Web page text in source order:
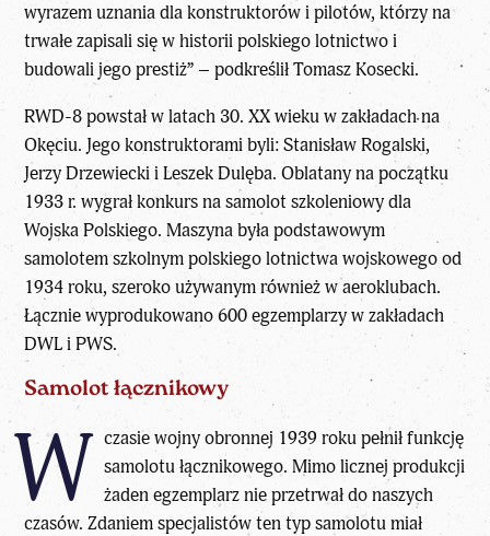
wyrazem uznania dla konstruktorów i pilotów, którzy na
trwałe zapisali się w historii polskiego lotnictwo i
budowali jego prestiż” – podkreślił Tomasz Kosecki.
RWD-8 powstał w latach 30. XX wieku w zakładach na
Okęciu. Jego konstruktorami byli: Stanisław Rogalski,
Jerzy Drzewiecki i Leszek Dulęba. Oblatany na początku
1933 r. wygrał konkurs na samolot szkoleniowy dla
Wojska Polskiego. Maszyna była podstawowym
samolotem szkolnym polskiego lotnictwa wojskowego od
1934 roku, szeroko używanym również w aeroklubach.
Łącznie wyprodukowano 600 egzemplarzy w zakładach
DWL i PWS.
Samolot łącznikowy
W czasie wojny obronnej 1939 roku pełnił funkcję
samolotu łącznikowego. Mimo licznej produkcji
żaden egzemplarz nie przetrwał do naszych
czasów. Zdaniem specjalistów ten typ samolotu miał